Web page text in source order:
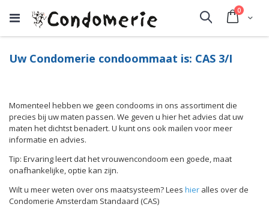
Cart
0
Search
Uw Condomerie condoommaat is: CAS 3/I
Momenteel hebben we geen condooms in ons assortiment die
precies bij uw maten passen. We geven u hier het advies dat uw
maten het dichtst benadert. U kunt ons ook mailen voor meer
informatie en advies.
Tip: Ervaring leert dat het vrouwencondoom een goede, maat
onafhankelijke, optie kan zijn.
Wilt u meer weten over ons maatsysteem? Lees hier alles over de
Condomerie Amsterdam Standaard (CAS)